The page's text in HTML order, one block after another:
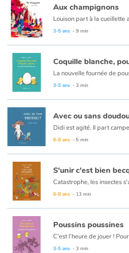
Aux champignons
Camille Alessandronisaisit avec finesse les émotions de
3-5 ans - 9 min
Coquille blanche,
3-5 ans - 3 min
Avec ou sans
6-8 ans - 5 min
S'unir c'est bien
6-8 ans - 13 min
Poussins poussines
3-5 ans - 3 min